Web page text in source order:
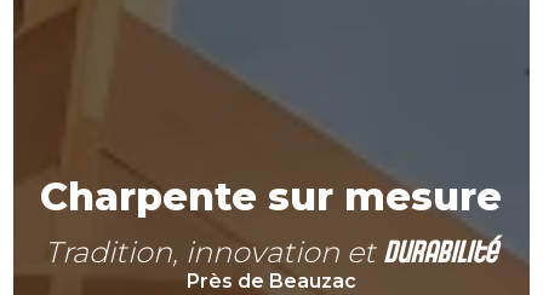
Charpente sur mesure
Tradition, innovation et durabilité
Près de Beauzac